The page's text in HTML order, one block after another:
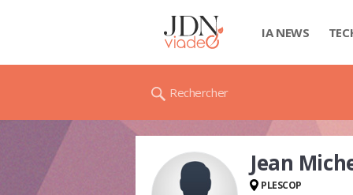
IA NEWS
Rechercher
Jean
PLESCOP